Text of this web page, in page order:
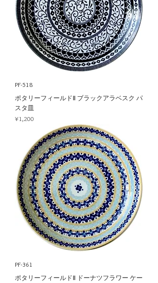
PF-518
ポタリーフィールドⅡ ブラックアラベスク パ
スタ皿
Price
¥1,200
PF-361
ポタリーフィールドⅡ ドーナツフラワー ケー